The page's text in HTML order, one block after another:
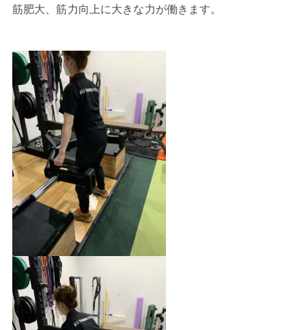
筋肥大、筋力向上に大きな力が働きます。